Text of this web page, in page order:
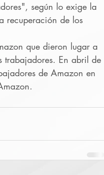
según lo exige la
recuperación de los
que dieron lugar a
trabajadores. En abril de
de Amazon en